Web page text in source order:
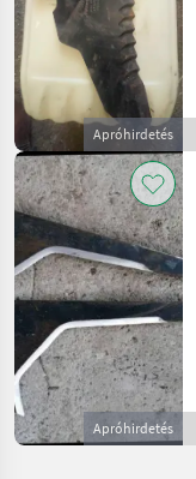
Apróhirdetés
Apróhirdetés